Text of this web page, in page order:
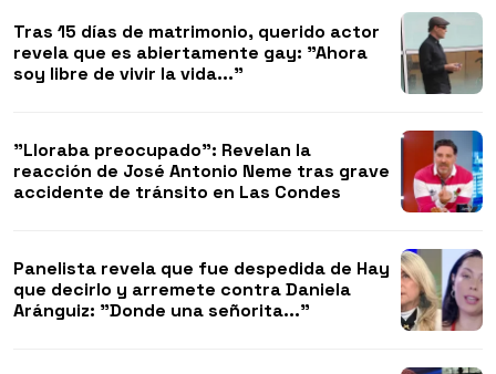
Tras 15 días de matrimonio, querido actor
revela que es abiertamente gay: "Ahora
soy libre de vivir la vida..."
"Lloraba preocupado": Revelan la
reacción de José Antonio Neme tras grave
accidente de tránsito en Las Condes
Panelista revela que fue despedida de Hay
que decirlo y arremete contra Daniela
Aránguiz: "Donde una señorita..."